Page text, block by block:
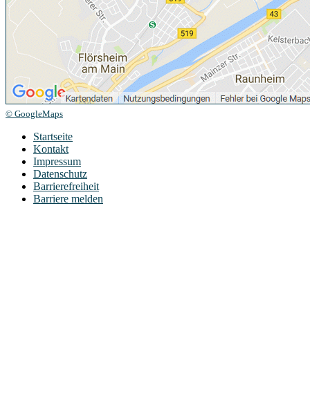
© GoogleMaps
Startseite
Kontakt
Impressum
Datenschutz
Barrierefreiheit
Barriere melden